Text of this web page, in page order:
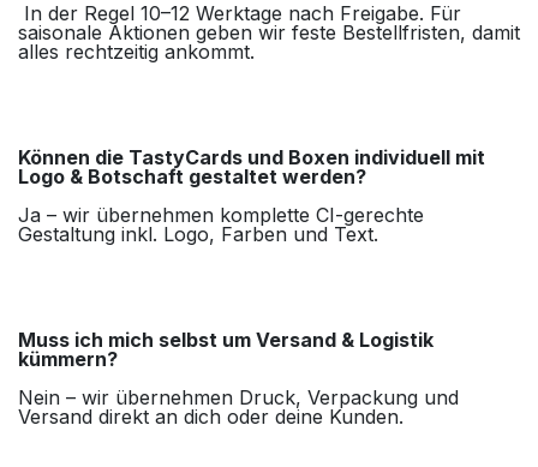
In der Regel 10–12 Werktage nach Freigabe. Für
saisonale Aktionen geben wir feste Bestellfristen, damit
alles rechtzeitig ankommt.
Können die TastyCards und Boxen individuell mit
Logo & Botschaft gestaltet werden?
Ja – wir übernehmen komplette CI-gerechte
Gestaltung inkl. Logo, Farben und Text.
Muss ich mich selbst um Versand & Logistik
kümmern?
Nein – wir übernehmen Druck, Verpackung und
Versand direkt an dich oder deine Kunden.